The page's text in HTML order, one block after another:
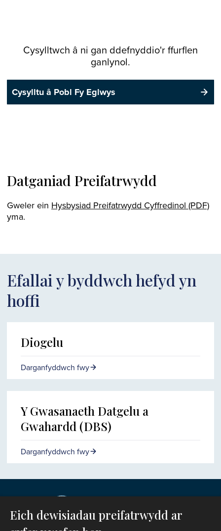
Cysylltwch â ni gan ddefnyddio'r ffurflen
ganlynol.
Cysylltu â Pobl Fy Eglwys
Datganiad Preifatrwydd
Gweler ein Hysbysiad Preifatrwydd Cyffredinol (PDF)
yma.
Efallai y byddwch hefyd yn
hoffi
Diogelu
Darganfyddwch fwy
Y Gwasanaeth Datgelu a
Gwahardd (DBS)
Darganfyddwch fwy
Eich dewisiadau preifatrwydd ar